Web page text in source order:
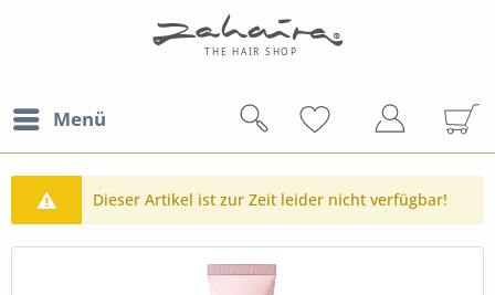
Menü
Dieser Artikel ist zur Zeit leider nicht verfügbar!